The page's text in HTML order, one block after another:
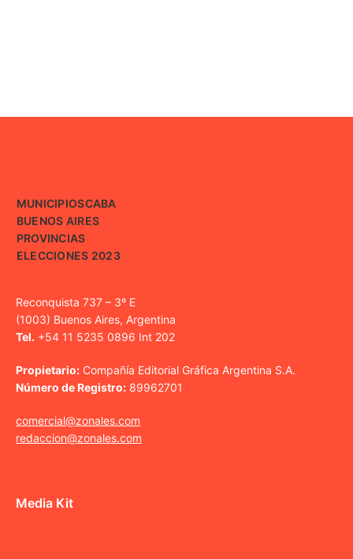
MUNICIPIOSCABA
BUENOS AIRES
PROVINCIAS
ELECCIONES 2023
Reconquista 737 – 3º E
(1003) Buenos Aires, Argentina
Tel. +54 11 5235 0896 Int 202
Propietario: Compañía Editorial Gráfica Argentina S.A.
Número de Registro: 89962701
comercial@zonales.com
redaccion@zonales.com
Media Kit